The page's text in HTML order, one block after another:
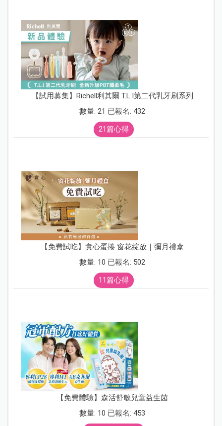
【試用募集】Richell利其爾 T.L.I第二代乳牙刷系列
數量: 21 已報名: 432
21篇心得
【免費試吃】實心蛋捲 窗花綻放｜彌月禮盒
數量: 10 已報名: 502
11篇心得
【免費體驗】森活舒敏兒童益生菌
數量: 10 已報名: 453